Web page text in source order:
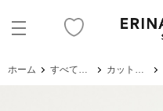
ホーム すべてのアイテム カットソー・Tシャツ